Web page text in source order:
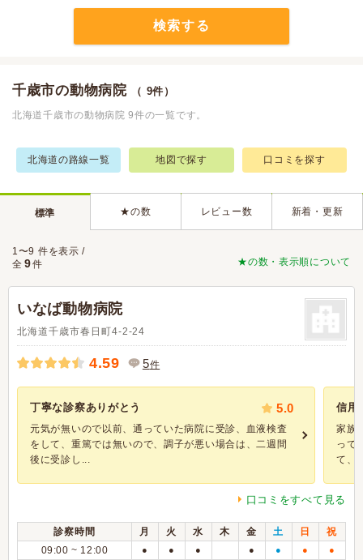
検索する
千歳市の動物病院 （ 9件）
北海道千歳市の動物病院 9件の一覧です。
北海道の路線一覧 地図で探す 口コミを探す
標準 ★の数 レビュー数 新着・更新
★の数・表示順について
1〜9 件を表示 /
全 9件
いなば動物病院
北海道千歳市春日町4-2-24
4.59 5件
丁寧な診察ありがとう 5.0
元気が無いので以前、通っていた病院に受診、血液検査
をして、重篤では無いので、調子が悪い場合は、二週間
後に受診し...
信用
家族
って
て、
口コミをすべて見る
診察時間 月 火 水 木 金 土 日
祝
09:00 ~ 12:00
● ● ● ● ● ● ●